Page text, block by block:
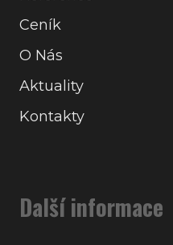
Ceník
O Nás
Aktuality
Kontakty
Další informace